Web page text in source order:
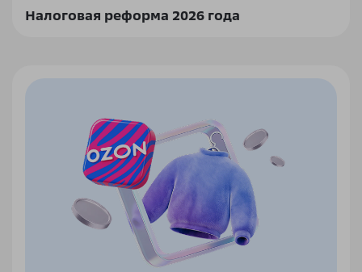
Налоговая реформа 2026 года